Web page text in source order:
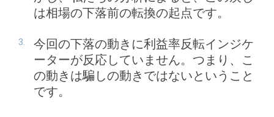
は相場の下落前の転換の起点です。
今回の下落の動きに利益率反転インジケ
ーターが反応していません。つまり、こ
の動きは騙しの動きではないということ
です。